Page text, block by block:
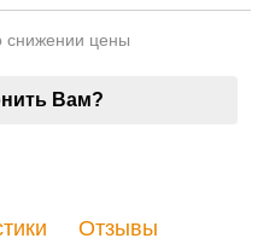
снижении цены
Вам?
Отзывы